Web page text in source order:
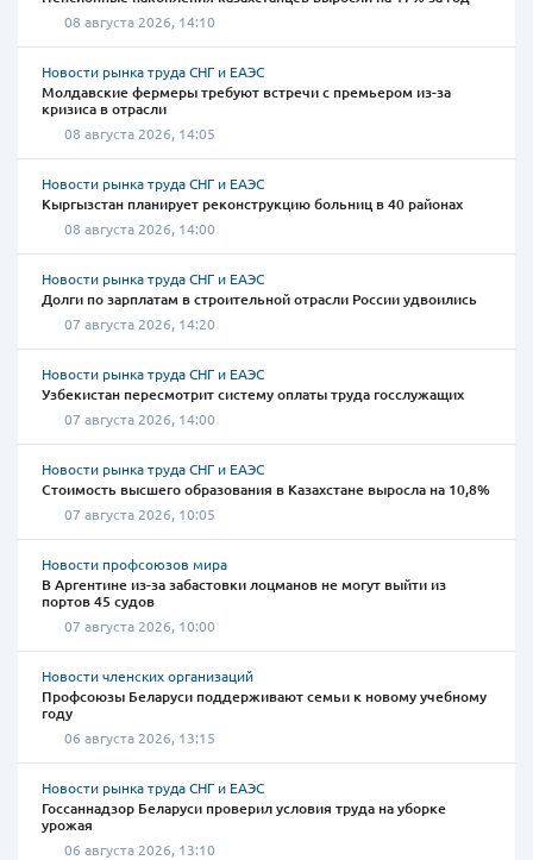
08 августа 2026, 14:10
Новости рынка труда СНГ и ЕАЭС
Молдавские фермеры требуют встречи с премьером из-за
кризиса в отрасли
08 августа 2026, 14:05
Новости рынка труда СНГ и ЕАЭС
Кыргызстан планирует реконструкцию больниц в 40 районах
08 августа 2026, 14:00
Новости рынка труда СНГ и ЕАЭС
Долги по зарплатам в строительной отрасли России удвоились
07 августа 2026, 14:20
Новости рынка труда СНГ и ЕАЭС
Узбекистан пересмотрит систему оплаты труда госслужащих
07 августа 2026, 14:00
Новости рынка труда СНГ и ЕАЭС
Стоимость высшего образования в Казахстане выросла на 10,8%
07 августа 2026, 10:05
Новости профсоюзов мира
В Аргентине из-за забастовки лоцманов не могут выйти из
портов 45 судов
07 августа 2026, 10:00
Новости членских организаций
Профсоюзы Беларуси поддерживают семьи к новому учебному
году
06 августа 2026, 13:15
Новости рынка труда СНГ и ЕАЭС
Госсаннадзор Беларуси проверил условия труда на уборке
урожая
06 августа 2026, 13:10